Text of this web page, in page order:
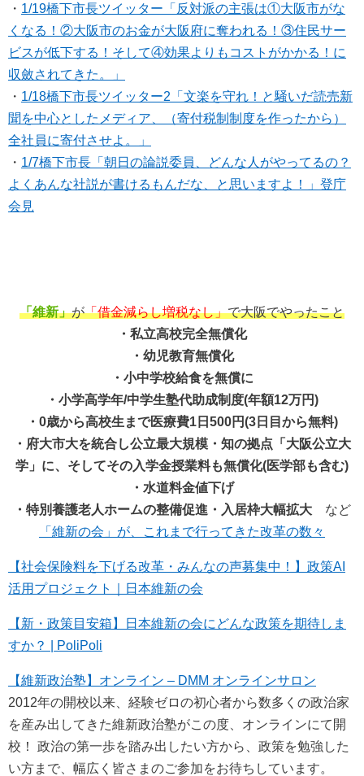
・ 1/19橋下市長ツイッター「反対派の主張は①大阪市がな
くなる！②大阪市のお金が大阪府に奪われる！③住民サー
ビスが低下する！そして④効果よりもコストがかかる！に
収斂されてきた。」
・ 1/18橋下市長ツイッター2「文楽を守れ！と騒いだ読売新
聞を中心としたメディア、（寄付税制制度を作ったから）
全社員に寄付させよ。」
・ 1/7橋下市長「朝日の論説委員、どんな人がやってるの？
よくあんな社説が書けるもんだな、と思いますよ！」登庁
会見
「維新」が「借金減らし増税なし」で大阪でやったこと
・私立高校完全無償化
・幼児教育無償化
・小中学校給食を無償に
・小学高学年/中学生塾代助成制度(年額12万円)
・0歳から高校生まで医療費1日500円(3日目から無料)
・府大市大を統合し公立最大規模・知の拠点「大阪公立大
学」に、そしてその入学金授業料も無償化(医学部も含む)
・水道料金値下げ
・特別養護老人ホームの整備促進・入居枠大幅拡大 など
「維新の会」が、これまで行ってきた改革の数々
【社会保険料を下げる改革・みんなの声募集中！】政策AI
活用プロジェクト｜日本維新の会
【新・政策目安箱】日本維新の会にどんな政策を期待しま
すか？ | PoliPoli
【維新政治塾】オンライン – DMM オンラインサロン
2012年の開校以来、経験ゼロの初心者から数多くの政治家
を産み出してきた維新政治塾がこの度、オンラインにて開
校！ 政治の第一歩を踏み出したい方から、政策を勉強した
い方まで、幅広く皆さまのご参加をお待ちしています。